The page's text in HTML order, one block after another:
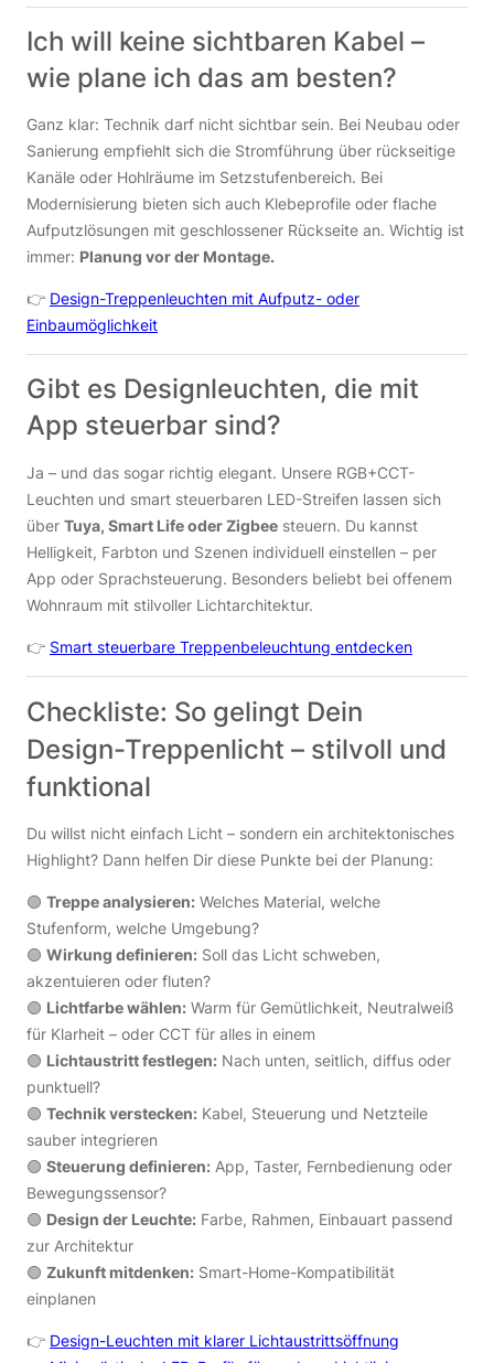
Ich will keine sichtbaren Kabel –
wie plane ich das am besten?
Ganz klar: Technik darf nicht sichtbar sein. Bei Neubau oder
Sanierung empfiehlt sich die Stromführung über rückseitige
Kanäle oder Hohlräume im Setzstufenbereich. Bei
Modernisierung bieten sich auch Klebeprofile oder flache
Aufputzlösungen mit geschlossener Rückseite an. Wichtig ist
immer: Planung vor der Montage.
👉 Design-Treppenleuchten mit Aufputz- oder
Einbaumöglichkeit
Gibt es Designleuchten, die mit
App steuerbar sind?
Ja – und das sogar richtig elegant. Unsere RGB+CCT-
Leuchten und smart steuerbaren LED-Streifen lassen sich
über Tuya, Smart Life oder Zigbee steuern. Du kannst
Helligkeit, Farbton und Szenen individuell einstellen – per
App oder Sprachsteuerung. Besonders beliebt bei offenem
Wohnraum mit stilvoller Lichtarchitektur.
👉 Smart steuerbare Treppenbeleuchtung entdecken
Checkliste: So gelingt Dein
Design-Treppenlicht – stilvoll und
funktional
Du willst nicht einfach Licht – sondern ein architektonisches
Highlight? Dann helfen Dir diese Punkte bei der Planung:
🟢 Treppe analysieren: Welches Material, welche
Stufenform, welche Umgebung?
🟢 Wirkung definieren: Soll das Licht schweben,
akzentuieren oder fluten?
🟢 Lichtfarbe wählen: Warm für Gemütlichkeit, Neutralweiß
für Klarheit – oder CCT für alles in einem
🟢 Lichtaustritt festlegen: Nach unten, seitlich, diffus oder
punktuell?
🟢 Technik verstecken: Kabel, Steuerung und Netzteile
sauber integrieren
🟢 Steuerung definieren: App, Taster, Fernbedienung oder
Bewegungssensor?
🟢 Design der Leuchte: Farbe, Rahmen, Einbauart passend
zur Architektur
🟢 Zukunft mitdenken: Smart-Home-Kompatibilität
einplanen
👉 Design-Leuchten mit klarer Lichtaustrittsöffnung